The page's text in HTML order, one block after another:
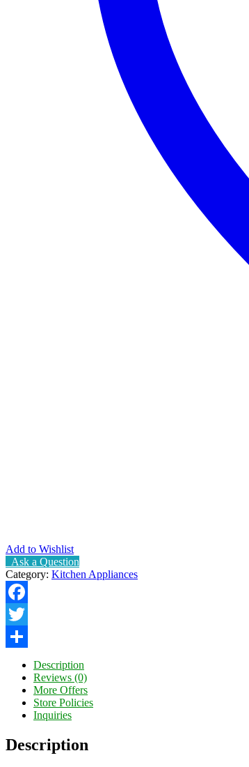
Add to Wishlist
Ask a Question
Category: Kitchen Appliances
Facebook
Twitter
Description
Reviews (0)
More Offers
Store Policies
Inquiries
Description